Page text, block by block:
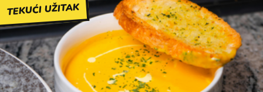
TEKUĆI UŽITAK